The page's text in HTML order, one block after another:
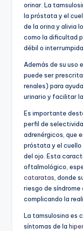
orinar. La
la próstata y el
de la orina y alivia
como la dificultad
débil o
Además de su uso
puede ser
renales) para
urinario y facilitar
Es importante
perfil de
adrenérgicos, que
próstata y el cuello
del ojo. Esta
oftalmológico,
cataratas , donde
riesgo de
complicando la
La tamsulosina es
síntomas de la